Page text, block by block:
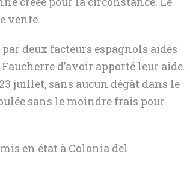
vente.
deux facteurs espagnols aidés
d’avoir apporté leur aide.
juillet, sans aucun dégât dans le
sans le moindre frais pour
en état à Colonia del